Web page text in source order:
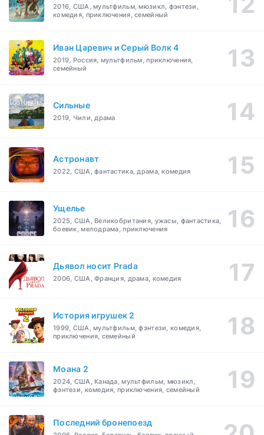
2016, США, мультфильм, мюзикл, фэнтези,
комедия, приключения, семейный
Иван Царевич и Серый Волк 4
2019, Россия, мультфильм, приключения,
семейный
Сильные
2019, Чили, драма
Астронавт
2022, США, фантастика, драма, комедия
Ущелье
2025, США, Великобритания, ужасы, фантастика,
боевик, мелодрама, приключения
Дьявол носит Prada
2006, США, Франция, драма, комедия
История игрушек 2
1999, США, мультфильм, фэнтези, комедия,
приключения, семейный
Моана 2
2024, США, Канада, мультфильм, мюзикл,
фэнтези, комедия, приключения, семейный
Последний бронепоезд